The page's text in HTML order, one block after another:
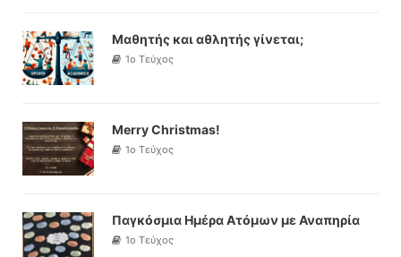
Μαθητής και αθλητής γίνεται;
1ο Τεύχος
Merry Christmas!
1ο Τεύχος
Παγκόσμια Ημέρα Ατόμων με Αναπηρία
1ο Τεύχος